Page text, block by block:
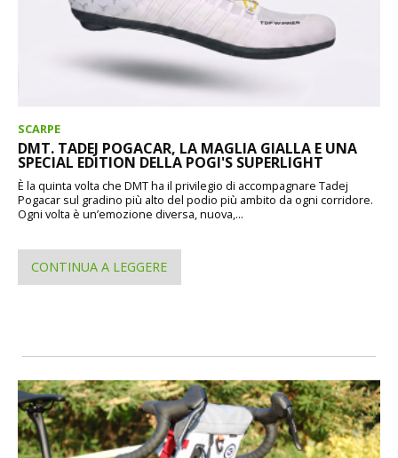
SCARPE
DMT. TADEJ POGACAR, LA MAGLIA GIALLA E UNA
SPECIAL EDITION DELLA POGI'S SUPERLIGHT
È la quinta volta che DMT ha il privilegio di accompagnare Tadej
Pogacar sul gradino più alto del podio più ambito da ogni corridore.
Ogni volta è un’emozione diversa, nuova,...
CONTINUA A LEGGERE